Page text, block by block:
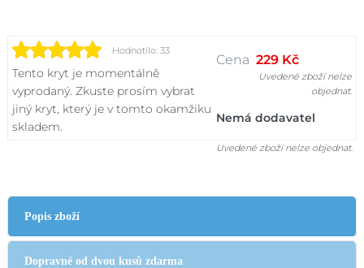
Hodnotilo: 33
Tento kryt je momentálně
vyprodaný. Zkuste prosím vybrat
jiný kryt, který je v tomto okamžiku
skladem.
Cena 229 Kč
Uvedené zboží nelze
objednat.
Nemá dodavatel
Uvedené zboží nelze objednat.
Popis zboží
Dopravné od dvou kusů zdarma